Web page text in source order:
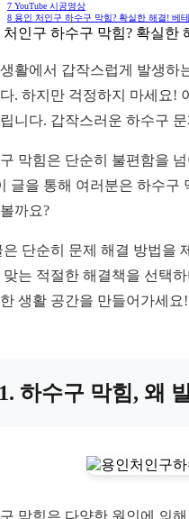
7 YouTube 시공영상
8 용인 처인구 하수구 막힘? 확실한 해결! 베
처인구 하수구 막힘? 확실한
활에서 갑작스럽게 발생하
. 하지만 걱정하지 마세요!
니다. 갑작스러운 하수구
막힘은 단순히 불편함을
글을 통해 여러분은 하수구
까요?
은 단순히 문제 해결 방법을
맞는 적절한 해결책을 선택
생활 공간을 만들어가세요!
하수구 막힘, 왜
막힘은 다양한 원인에 의